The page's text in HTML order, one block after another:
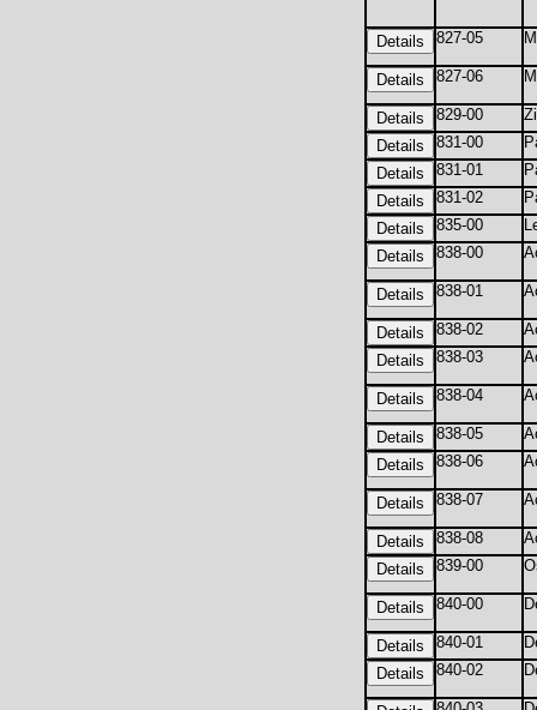
827-05
827-06
829-00
831-00
831-01
831-02
835-00
838-00
838-01
838-02
838-03
838-04
838-05
838-06
838-07
838-08
839-00
840-00
840-01
840-02